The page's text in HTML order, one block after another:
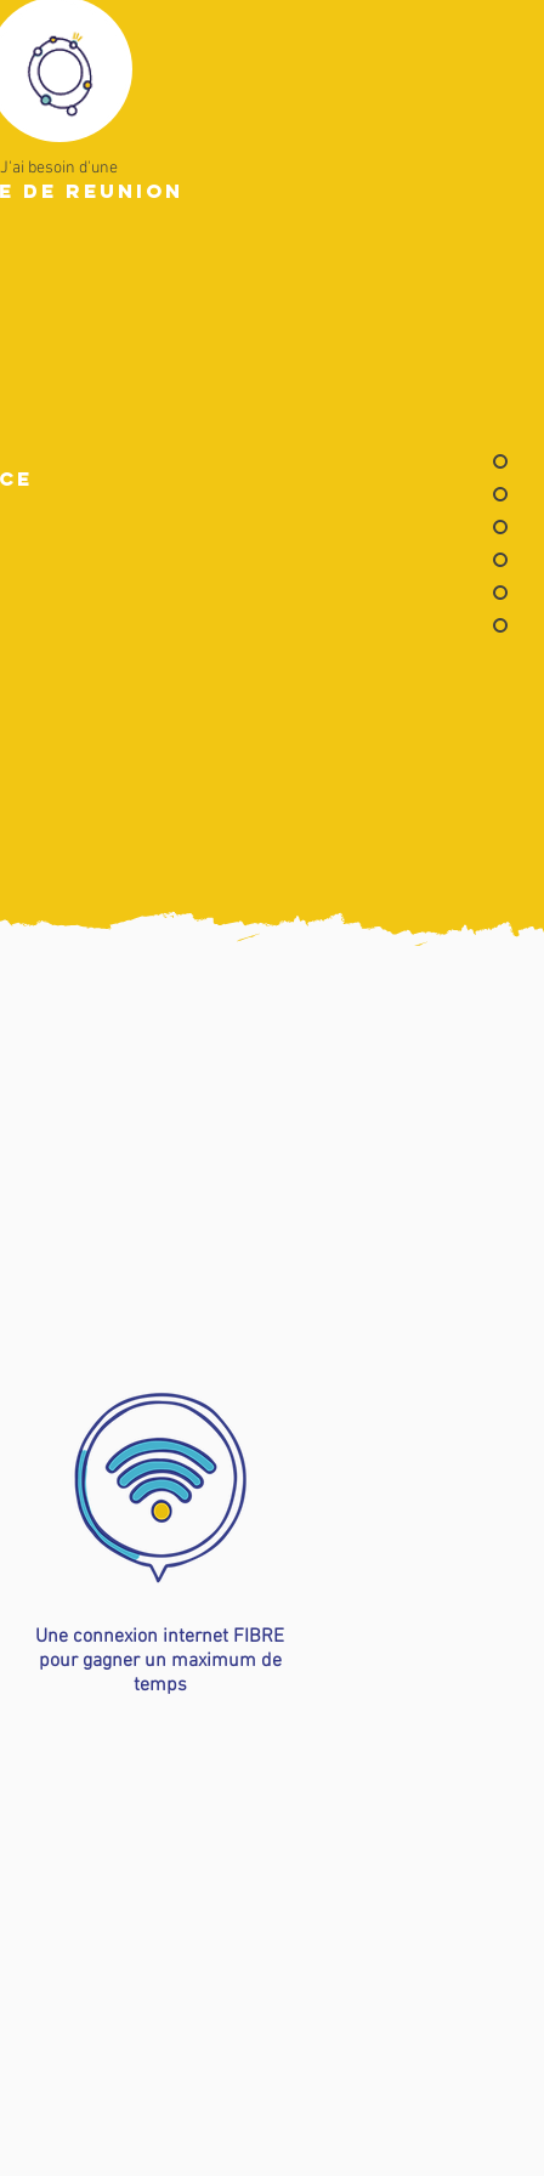
J'ai besoin d'une
de reunion
Une connexion internet FIBRE
pour gagner un maximum de
temps